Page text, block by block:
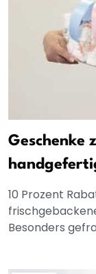
Geschenke
10 Prozent
Besonders